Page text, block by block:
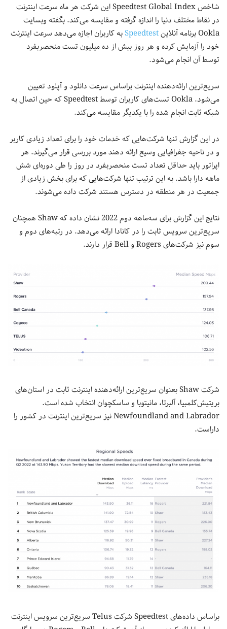
شاخص Speedtest Global Index این شرکت هر ماه سرعت اینترنت
در نقاط مختلف دنیا را اندازه گرفته و مقایسه می‌کند. بگفته وبسایت
Ookla برنامه آنلاین
Speedtestبه کاربران اجازه می‌دهد سرعت اینترنت
خود را آزمایش کرده و هر روز بیش از ده میلیون تست منحصربفرد
توسط آن انجام می‌شود.
سریع‌ترین ارائه‌دهنده اینترنت براساس سرعت دانلود و آپلود تعیین
می‌شود. Ookla تست‌های کاربران توسط Speedtest که حین اتصال به
شبکه ثابت انجام شده را با یکدیگر مقایسه می‌کند.
در این گزارش تنها شرکت‌هایی که خدمات خود را برای تعداد زیادی کاربر
و در ناحیه جغرافیایی وسیع ارائه دهند مورد بررسی قرار می‌گیرند. هر
اپراتور باید حداقل تعداد تست منحصربفرد در روز را طی دوره‌ای شش
ماهه دارا باشد. به این ترتیب تنها شرکت‌هایی که برای بخش زیادی از
جمعیت در هر منطقه در دسترس هستند شرکت داده می‌شوند.
نتایج این گزارش برای سه‌ماهه دوم 2022 نشان داده که Shaw همچنان
سریع‌ترین سرویس ثابت را در کانادا ارائه می‌دهد. در رتبه‌های دوم و
سوم نیز شرکت‌های Rogers و Bell قرار دارند.
شرکت Shaw بعنوان سریع‌ترین ارائه‌دهنده اینترنت ثابت در استان‌های
بریتیش‌کلمبیا، آلبرتا، مانیتوبا و ساسکچوان انتخاب شده است.
Newfoundland and Labrador نیز سریع‌ترین اینترنت در کشور را
داراست.
براساس داده‌های Speedtest شرکت Telus سریع‌ترین سرویس اینترنت